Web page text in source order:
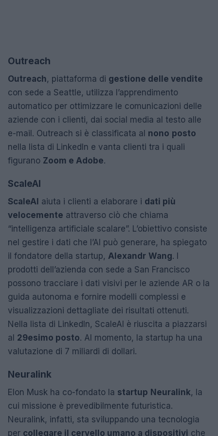
Outreach
Outreach, piattaforma di gestione delle vendite
con sede a Seattle, utilizza l’apprendimento
automatico per ottimizzare le comunicazioni delle
aziende con i clienti, dai social media al testo alle
e-mail. Outreach si è classificata al nono posto
nella lista di LinkedIn e vanta clienti tra i quali
figurano Zoom e Adobe.
ScaleAI
ScaleAI aiuta i clienti a elaborare i dati più
velocemente attraverso ciò che chiama
“intelligenza artificiale scalare”. L’obiettivo consiste
nel gestire i dati che l’AI può generare, ha spiegato
il fondatore della startup, Alexandr Wang. I
prodotti dell’azienda con sede a San Francisco
possono tracciare i dati visivi per le aziende AR o la
guida autonoma e fornire modelli complessi e
visualizzazioni dettagliate dei risultati ottenuti.
Nella lista di LinkedIn, ScaleAI è riuscita a piazzarsi
al 29esimo posto. Al momento, la startup ha una
valutazione di 7 miliardi di dollari.
Neuralink
Elon Musk ha co-fondato la startup Neuralink, la
cui missione è prevedibilmente futuristica.
Neuralink, infatti, sta sviluppando una tecnologia
per collegare il cervello umano a dispositivi che